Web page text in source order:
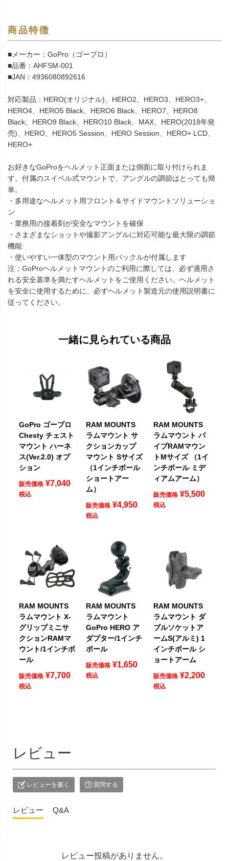
商品特徴
■メーカー：GoPro（ゴープロ）
■品番：AHFSM-001
■JAN：4936080892616
対応製品：HERO(オリジナル)、HERO2、HERO3、HERO3+、
HERO4、HERO5 Black、HERO6 Black、HERO7、HERO8
Black、HERO9 Black、HERO10 Black、MAX、HERO(2018年発
売)、HERO、HERO5 Session、HERO Session、HERO+ LCD、
HERO+
お好きなGoProをヘルメット正面または側面に取り付けられま
す。付属のスイベル式マウントで、アングルの調節はとっても簡
単。
・多用途なヘルメット用フロント＆サイドマウントソリューショ
ン
・業務用の接着剤が安全なマウントを確保
・さまざまなショットや撮影アングルに対応可能な最大限の調節
機能
・使いやすい一体型のマウント用バックルが付属します
注：GoProヘルメットマウントのご利用に際しては、必ず適用さ
れる安全基準を満たすヘルメットをご使用ください。ヘルメット
を安全に使用するために、必ずヘルメット製造元の使用説明書に
従ってください。
一緒に見られている商品
GoPro ゴープロ
Chesty チェスト
マウント ハーネ
ス(Ver.2.0) オプ
ション
販売価格 ¥7,040
税込
RAM MOUNTS
ラムマウント サ
クションカップ
マウント Sサイズ
（1インチボール
ショートアー
ム）
販売価格 ¥4,950
税込
RAM MOUNTS
ラムマウント パ
イプRAMマウン
トMサイズ （1イ
ンチボール ミデ
ィアムアーム）
販売価格 ¥5,500
税込
RAM MOUNTS
ラムマウント X-
グリップミニサ
クションRAMマ
ウント/1インチボ
ール
販売価格 ¥7,700
税込
RAM MOUNTS
ラムマウント
GoPro HERO ア
ダプター/1インチ
ボール
販売価格 ¥1,650
税込
RAM MOUNTS
ラムマウント ダ
ブルソケットア
ームS(アルミ) 1
インチボール シ
ョートアーム
販売価格 ¥2,200
税込
レビュー
レビューを書く 質問する
レビュー Q&A
レビュー投稿がありません。